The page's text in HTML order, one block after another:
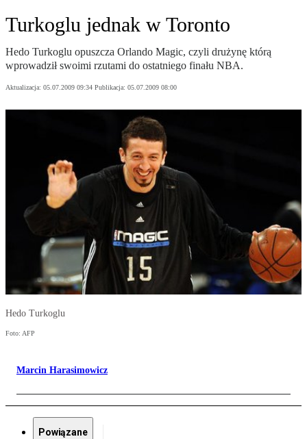
Turkoglu jednak w Toronto
Hedo Turkoglu opuszcza Orlando Magic, czyli drużynę którą
wprowadził swoimi rzutami do ostatniego finału NBA.
Aktualizacja: 05.07.2009 09:34 Publikacja: 05.07.2009 08:00
Hedo Turkoglu
Foto: AFP
Marcin Harasimowicz
Powiązane